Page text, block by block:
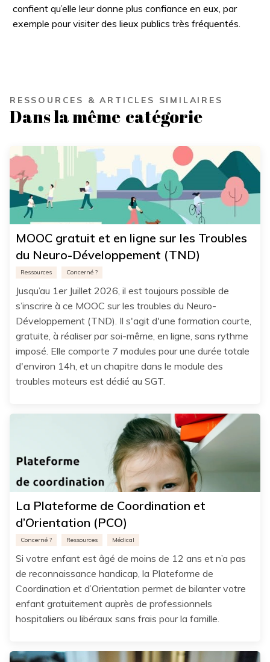
confient qu’elle leur donne plus confiance en eux, par
exemple pour visiter des lieux publics très fréquentés.
RESSOURCES & ARTICLES SIMILAIRES
Dans la même catégorie
MOOC gratuit et en ligne sur les Troubles
du Neuro-Développement (TND)
Ressources Concerné ?
Jusqu’au 1er Juillet 2026, il est toujours possible de
s’inscrire à ce MOOC sur les troubles du Neuro-
Développement (TND). Il s'agit d'une formation courte,
gratuite, à réaliser par soi-même, en ligne, sans rythme
imposé. Elle comporte 7 modules pour une durée totale
d'environ 14h, et un chapitre dans le module des
troubles moteurs est dédié au SGT.
La Plateforme de Coordination et
d’Orientation (PCO)
Concerné ? Ressources Médical
Si votre enfant est âgé de moins de 12 ans et n’a pas
de reconnaissance handicap, la Plateforme de
Coordination et d’Orientation permet de bilanter votre
enfant gratuitement auprès de professionnels
hospitaliers ou libéraux sans frais pour la famille.